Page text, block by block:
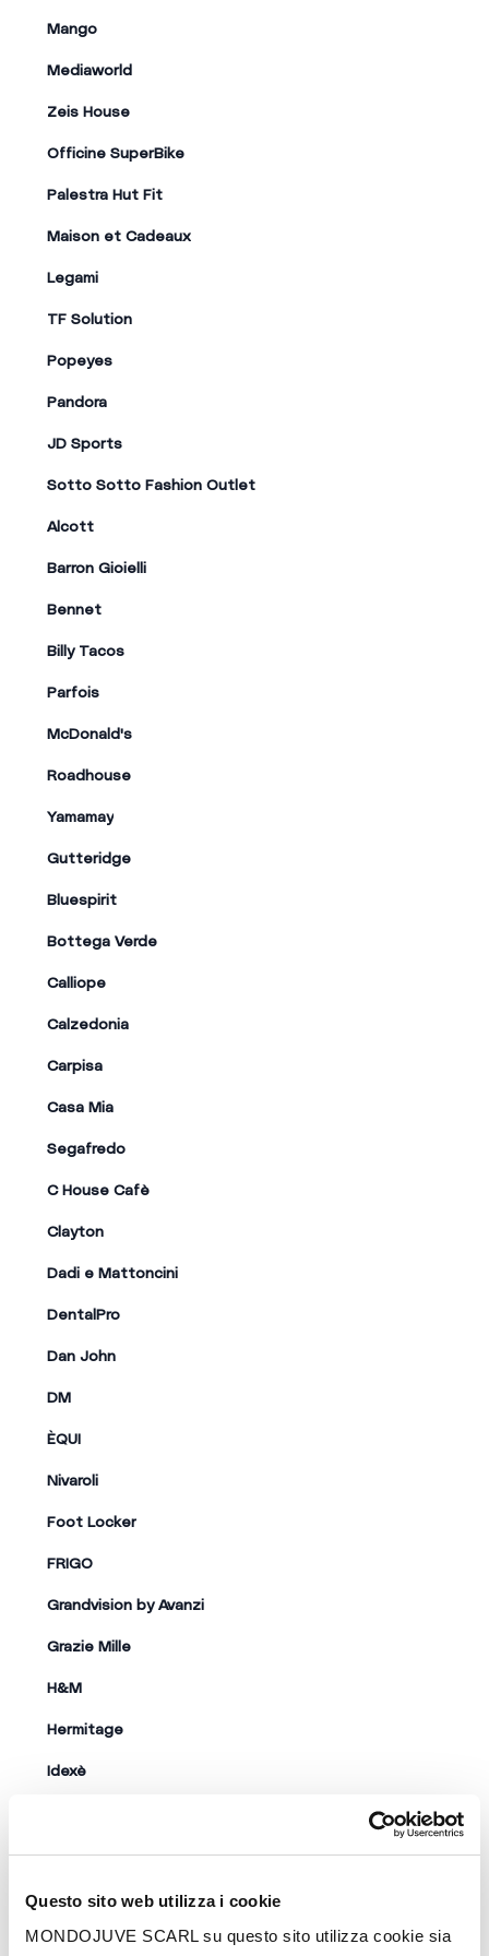
Questo sito web utilizza i cookie
MONDOJUVE SCARL su questo sito utilizza cookie sia